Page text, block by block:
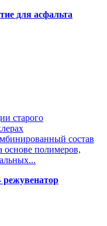
для асфальта
старого
состав
полимеров,
режувенатор